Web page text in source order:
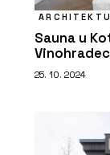
Sauna u
25. 10. 2024